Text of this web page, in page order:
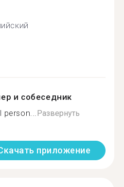
и собеседник
Развернуть
приложение